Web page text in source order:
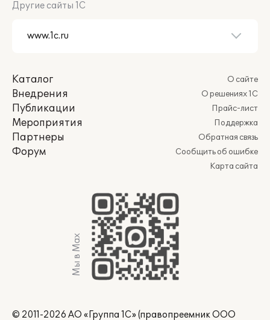
Другие сайты 1С
Каталог
Внедрения
Публикации
Мероприятия
Партнеры
Форум
О сайте
О решениях 1С
Прайс-лист
Поддержка
Обратная связь
Сообщить об ошибке
Карта сайта
Мы в Max
© 2011-2026 АО «Группа 1С» (правопреемник ООО